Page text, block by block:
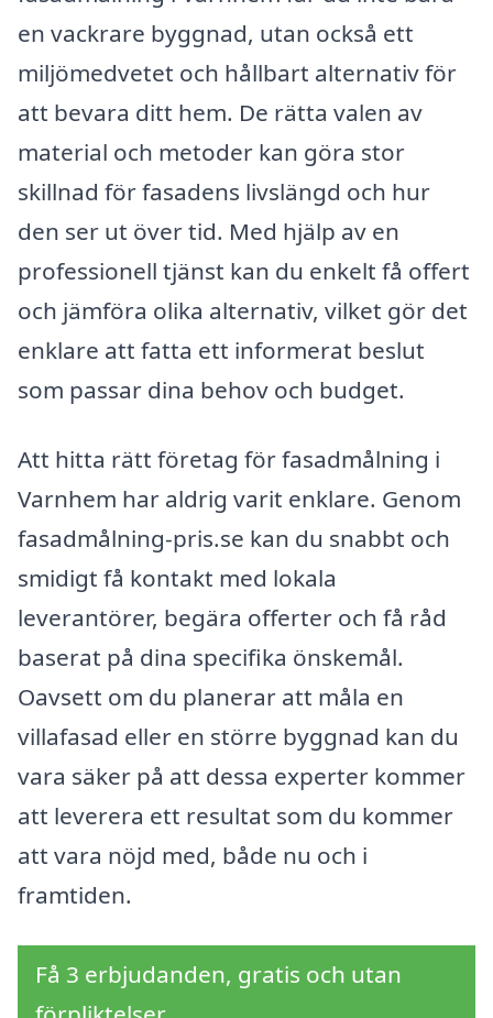
en vackrare byggnad, utan också ett
miljömedvetet och hållbart alternativ för
att bevara ditt hem. De rätta valen av
material och metoder kan göra stor
skillnad för fasadens livslängd och hur
den ser ut över tid. Med hjälp av en
professionell tjänst kan du enkelt få offert
och jämföra olika alternativ, vilket gör det
enklare att fatta ett informerat beslut
som passar dina behov och budget.
Att hitta rätt företag för fasadmålning i
Varnhem har aldrig varit enklare. Genom
fasadmålning-pris.se kan du snabbt och
smidigt få kontakt med lokala
leverantörer, begära offerter och få råd
baserat på dina specifika önskemål.
Oavsett om du planerar att måla en
villafasad eller en större byggnad kan du
vara säker på att dessa experter kommer
att leverera ett resultat som du kommer
att vara nöjd med, både nu och i
framtiden.
Få 3 erbjudanden, gratis och utan